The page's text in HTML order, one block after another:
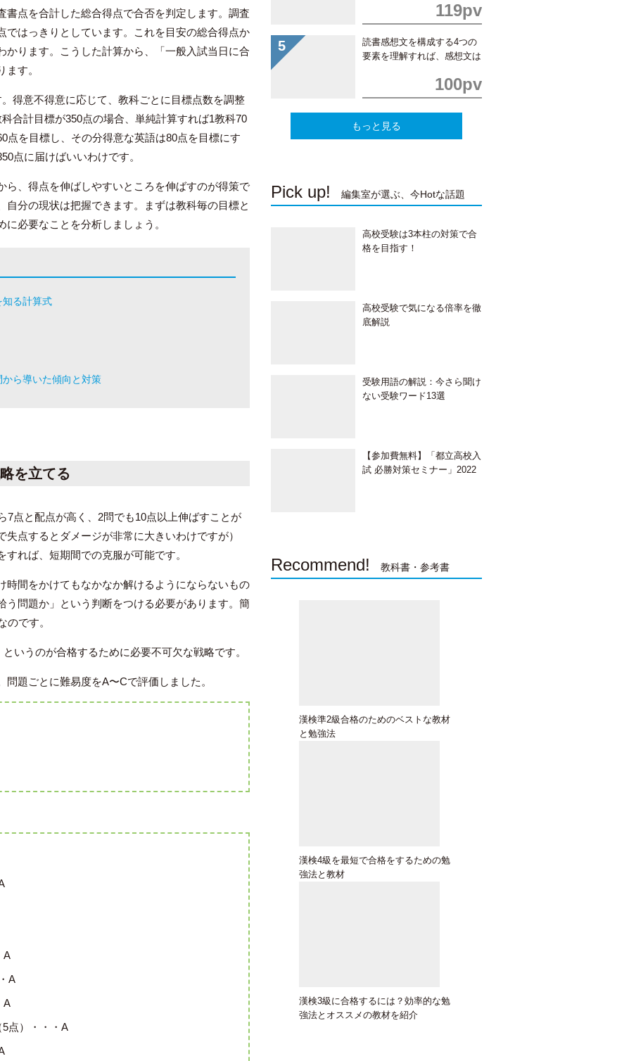
書点を合計した総合得点で合否を判定します。調査
ではっきりとしています。これを目安の総合得点か
かります。こうした計算から、「一般入試当日に合
す。
得意不得意に応じて、教科ごとに目標点数を調整
合計目標が350点の場合、単純計算すれば1教科70
点を目標し、その分得意な英語は80点を目標にす
点に届けばいいわけです。
ら、得点を伸ばしやすいところを伸ばすのが得策で
分の現状は把握できます。まずは教科毎の目標と
必要なことを分析しましょう。
知る計算式
ら導いた傾向と対策
を立てる
7点と配点が高く、2問でも10点以上伸ばすことが
点するとダメージが非常に大きいわけですが）
れば、短期間での克服が可能です。
時間をかけてもなかなか解けるようにならないもの
う問題か」という判断をつける必要があります。簡
のです。
いうのが合格するために必要不可欠な戦略です。
題ごとに難易度をA〜Cで評価しました。
A
A
A
5点）・・・A
119pv
読書感想文を構成する4つの
要素を理解すれば、感想文は
100pv
もっと見る
Pick up! 編集室が選ぶ、今Hotな話題
高校受験は3本柱の対策で合
格を目指す！
高校受験で気になる倍率を徹
底解説
受験用語の解説：今さら聞け
ない受験ワード13選
【参加費無料】「都立高校入
試 必勝対策セミナー」2022
Recommend! 教科書・参考書
漢検準2級合格のためのベストな教材
と勉強法
漢検4級を最短で合格をするための勉
強法と教材
漢検3級に合格するには？効率的な勉
強法とオススメの教材を紹介